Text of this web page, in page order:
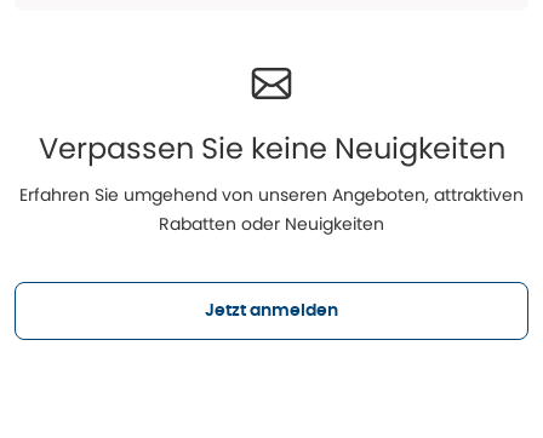
Verpassen Sie keine Neuigkeiten
Erfahren Sie umgehend von unseren Angeboten, attraktiven
Rabatten oder Neuigkeiten
Jetzt anmelden